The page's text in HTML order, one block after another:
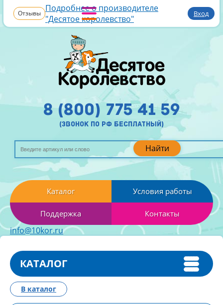
Отзывы Подробнее о производителе
"Десятое королевство"
Вход
Найти
8 (800) 775 41 59
(звонок по рф бесплатный)
Каталог Условия работы
Поддержка Контакты
info@10kor.ru
КАТАЛОГ
В каталог